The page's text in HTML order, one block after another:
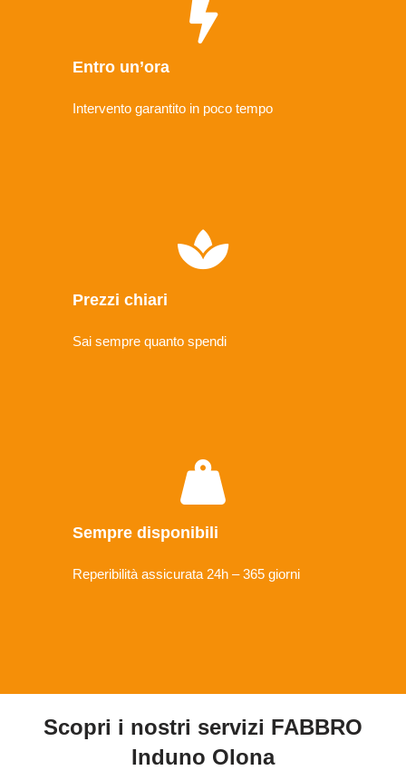
Entro un’ora
Intervento garantito in poco tempo
Prezzi chiari
Sai sempre quanto spendi
Sempre disponibili
Reperibilità assicurata 24h – 365 giorni
Scopri i nostri servizi FABBRO
Induno Olona